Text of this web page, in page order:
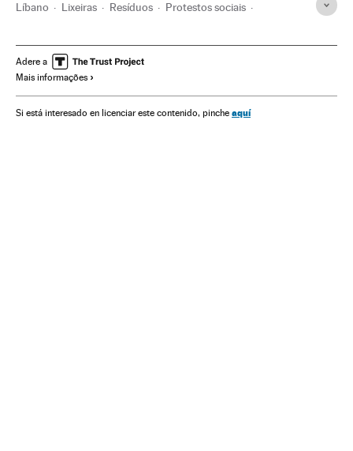
Líbano Lixeiras Resíduos Protestos sociais
Equipamento urbano Saúde pública
Problemas ambientais
Previdência Saúde Problemas sociais Meio ambiente
Adere a
Mais informações
Si está interesado en licenciar este contenido, pinche aquí